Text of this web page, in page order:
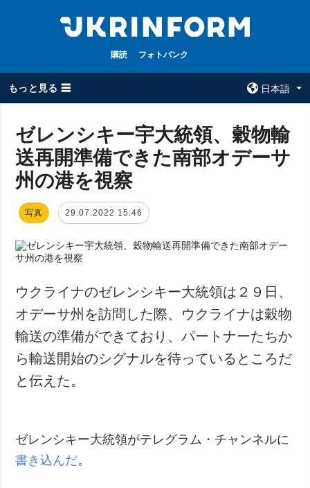
購読 フォトバンク
もっと見る ☰
日本語
全てのトピック
戦争
政治
経済・復興
防衛
社会・文化
スポーツ
犯罪
事故・緊急事態
ウクルインフォ
ルム
追加
写真
動画
ゼレンシキー宇大統領、穀物輸
送再開準備できた南部オデーサ
州の港を視察
写真 29.07.2022 15:46
ウクライナのゼレンシキー大統領は２９日、
オデーサ州を訪問した際、ウクライナは穀物
輸送の準備ができており、パートナーたちか
ら輸送開始のシグナルを待っているところだ
と伝えた。
ゼレンシキー大統領がテレグラム・チャンネルに
書き込んだ。